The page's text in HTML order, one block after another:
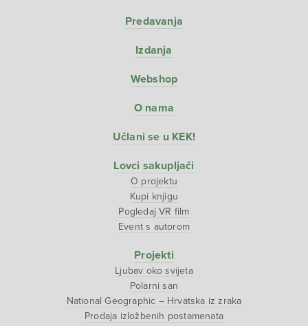
Predavanja
Izdanja
Webshop
O nama
Učlani se u KEK!
Lovci sakupljači
O projektu
Kupi knjigu
Pogledaj VR film
Event s autorom
Projekti
Ljubav oko svijeta
Polarni san
National Geographic – Hrvatska iz zraka
Prodaja izložbenih postamenata